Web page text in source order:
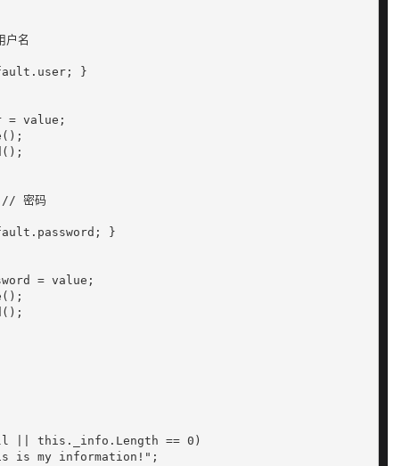
名
}
= value;
密码
}
= value;
|| this._info.Length == 0)
is my information!";